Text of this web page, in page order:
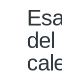
del